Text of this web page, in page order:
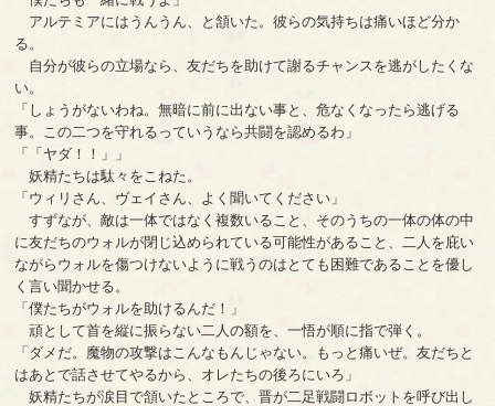
アルテミアにはうんうん、と頷いた。彼らの気持ちは痛いほど分か
る。
自分が彼らの立場なら、友だちを助けて謝るチャンスを逃がしたくな
い。
「しょうがないわね。無暗に前に出ない事と、危なくなったら逃げる
事。この二つを守れるっていうなら共闘を認めるわ」
「「ヤダ！！」」
妖精たちは駄々をこねた。
「ウィリさん、ヴェイさん、よく聞いてください」
すずなが、敵は一体ではなく複数いること、そのうちの一体の体の中
に友だちのウォルが閉じ込められている可能性があること、二人を庇い
ながらウォルを傷つけないように戦うのはとても困難であることを優し
く言い聞かせる。
「僕たちがウォルを助けるんだ！」
頑として首を縦に振らない二人の額を、一悟が順に指で弾く。
「ダメだ。魔物の攻撃はこんなもんじゃない。もっと痛いぜ。友だちと
はあとで話させてやるから、オレたちの後ろにいろ」
妖精たちが涙目で頷いたところで、晋が二足戦闘ロボットを呼び出し